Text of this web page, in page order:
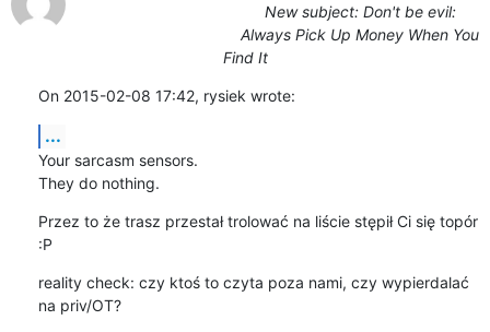
New subject: Don't be evil:
Always Pick Up Money When You
Find It
On 2015-02-08 17:42, rysiek wrote:
...
Your sarcasm sensors.
They do nothing.
Przez to że trasz przestał trolować na liście stępił Ci się topór
:P
reality check: czy ktoś to czyta poza nami, czy wypierdalać
na priv/OT?